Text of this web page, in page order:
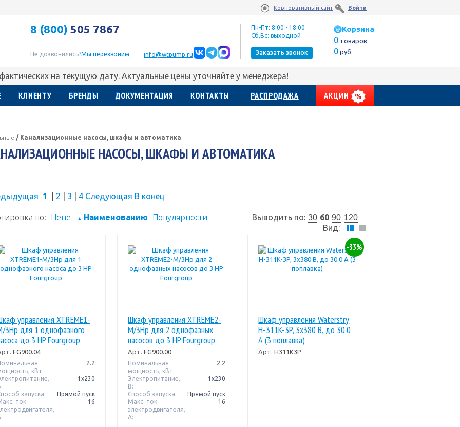
Корпоративный сайт Войти
8 (800) 505 7867
Не дозвонились?Мы перезвоним info@wtpump.ru
Пн-Пт: 8:00 - 18:00
Сб,Вс: выходной
Заказать звонок
Корзина
0 товаров
0 руб.
на текущую дату. Актуальные цены уточняйте у менеджера!
КЛИЕНТУ БРЕНДЫ ДОКУМЕНТАЦИЯ КОНТАКТЫ РАСПРОДАЖА АКЦИИ
/ Канализационные насосы, шкафы и автоматика
НАСОСЫ, ШКАФЫ И АВТОМАТИКА
1 2 3 4 Следующая В конец
по: Цене ▲ Наименованию Популярности Выводить по: 30 60 90 120
Вид:
управления XTREME1-
3Hp для 1 однофазного
до 3 HP Fourgroup
FG900.04
кВт:
2.2
1х230
запуска:
Прямой пуск
ток
16
Шкаф управления XTREME2-
M/3Hp для 2 однофазных
насосов до 3 HP Fourgroup
Арт. FG900.00
Номинальная
мощность, кВт:
2.2
Электропитание,
В:
1х230
Способ запуска:
Прямой пуск
Макс. ток
электродвигателя,
А:
16
-33%
Шкаф управления Waterstry
Н-311K-3P, 3x380 В, до 30.0
А (3 поплавка)
Арт. H311K3P